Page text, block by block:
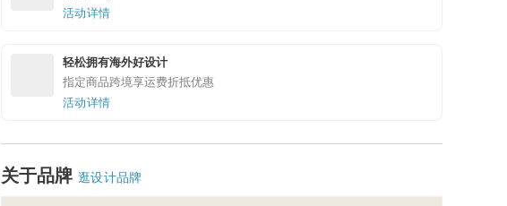
活动详情
轻松拥有海外好设计
指定商品跨境享运费折抵优惠
活动详情
关于品牌 逛设计品牌